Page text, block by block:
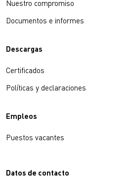
Nuestro compromiso
Documentos e informes
Descargas
Certificados
Políticas y declaraciones
Empleos
Puestos vacantes
Datos de contacto